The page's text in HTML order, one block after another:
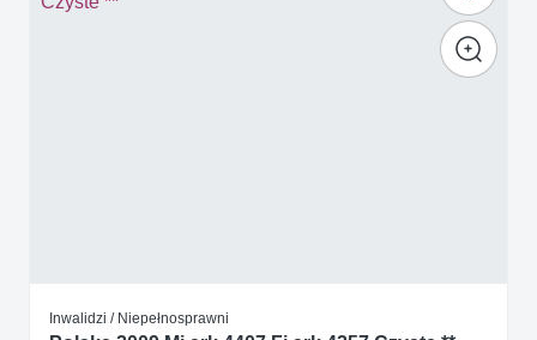
Inwalidzi / Niepełnosprawni